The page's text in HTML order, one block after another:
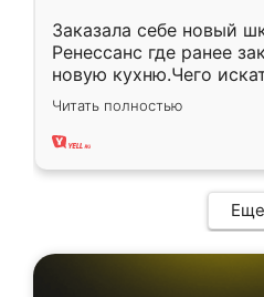
Заказала себе новый
Ренессанс где ранее
новую кухню.Чего
вполне довольна.
два года, нареканий нет.
Читать полностью
Еще